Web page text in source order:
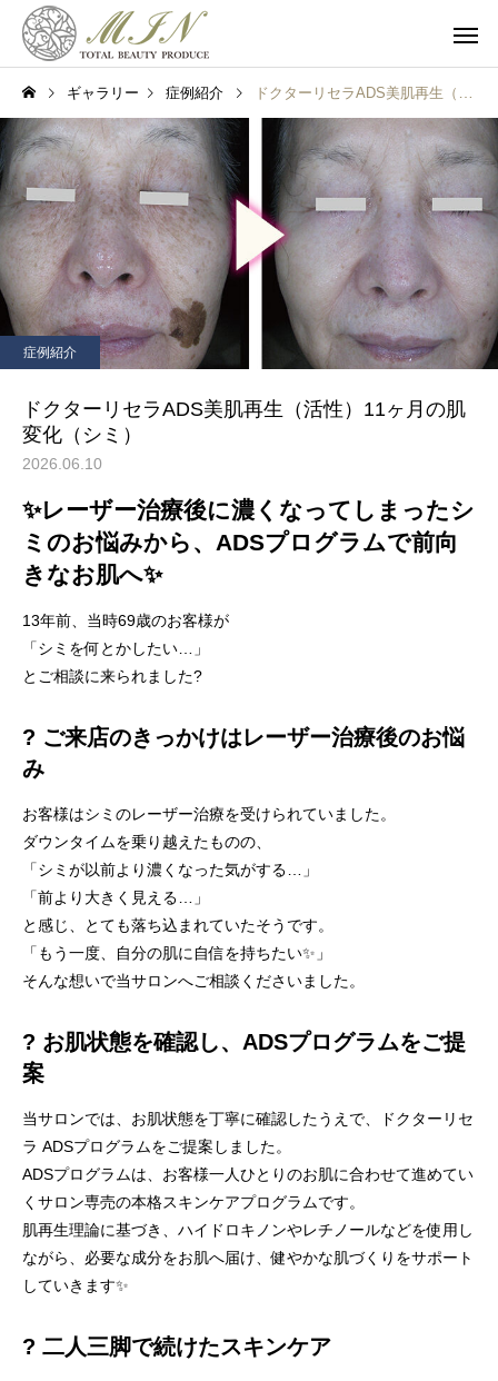
フェイシャル ボディ
ギャラリー 症例紹介 ドクターリセラADS美肌再生（活性）11ヶ月の肌変化（シミ）
症例紹介
ドクターリセラADS美肌再生（活性）11ヶ月の肌
変化（シミ）
2026.06.10
✨レーザー治療後に濃くなってしまったシ
ミのお悩みから、ADSプログラムで前向
きなお肌へ✨
13年前、当時69歳のお客様が
「シミを何とかしたい…」
とご相談に来られました?
? ご来店のきっかけはレーザー治療後のお悩
み
お客様はシミのレーザー治療を受けられていました。
ダウンタイムを乗り越えたものの、
「シミが以前より濃くなった気がする…」
「前より大きく見える…」
と感じ、とても落ち込まれていたそうです。
「もう一度、自分の肌に自信を持ちたい✨」
そんな想いで当サロンへご相談くださいました。
? お肌状態を確認し、ADSプログラムをご提
案
当サロンでは、お肌状態を丁寧に確認したうえで、ドクターリセ
ラ ADSプログラムをご提案しました。
ADSプログラムは、お客様一人ひとりのお肌に合わせて進めてい
くサロン専売の本格スキンケアプログラムです。
肌再生理論に基づき、ハイドロキノンやレチノールなどを使用し
ながら、必要な成分をお肌へ届け、健やかな肌づくりをサポート
していきます✨
? 二人三脚で続けたスキンケア